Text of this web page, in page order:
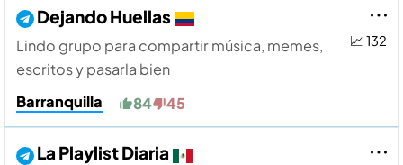
📈 132
Dejando Huellas
Lindo grupo para compartir música, memes,
escritos y pasarla bien
Barranquilla
84 45
La Playlist Diaria